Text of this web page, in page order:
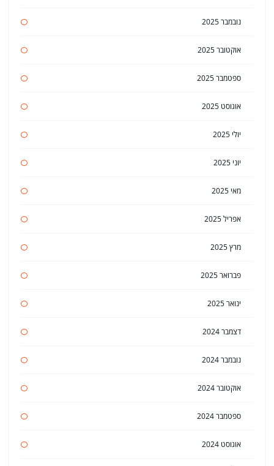
נובמבר 2025
אוקטובר 2025
ספטמבר 2025
אוגוסט 2025
יולי 2025
יוני 2025
מאי 2025
אפריל 2025
מרץ 2025
פברואר 2025
ינואר 2025
דצמבר 2024
נובמבר 2024
אוקטובר 2024
ספטמבר 2024
אוגוסט 2024